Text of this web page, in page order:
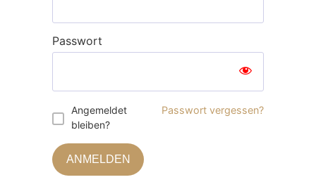
Passwort
Angemeldet
bleiben?
Passwort vergessen?
ANMELDEN